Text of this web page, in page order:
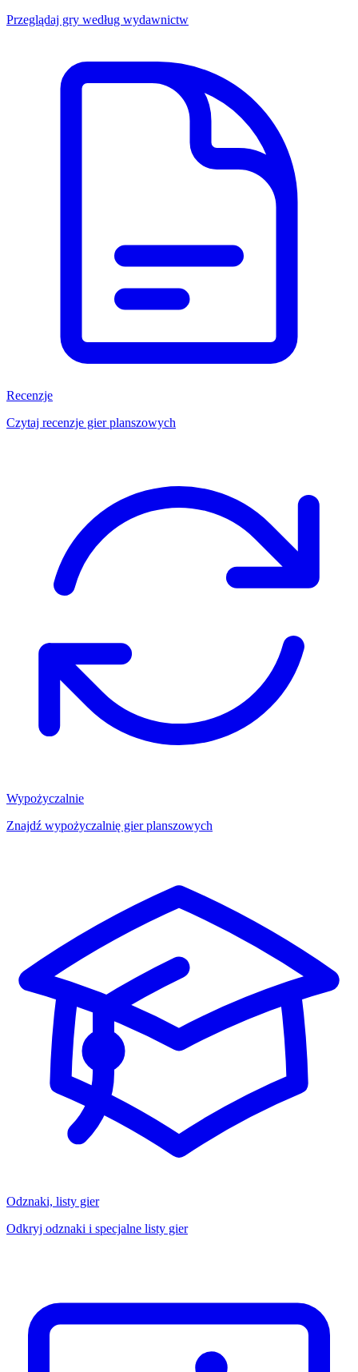
Przeglądaj gry według wydawnictw
Recenzje
Czytaj recenzje gier planszowych
Wypożyczalnie
Znajdź wypożyczalnię gier planszowych
Odznaki, listy gier
Odkryj odznaki i specjalne listy gier